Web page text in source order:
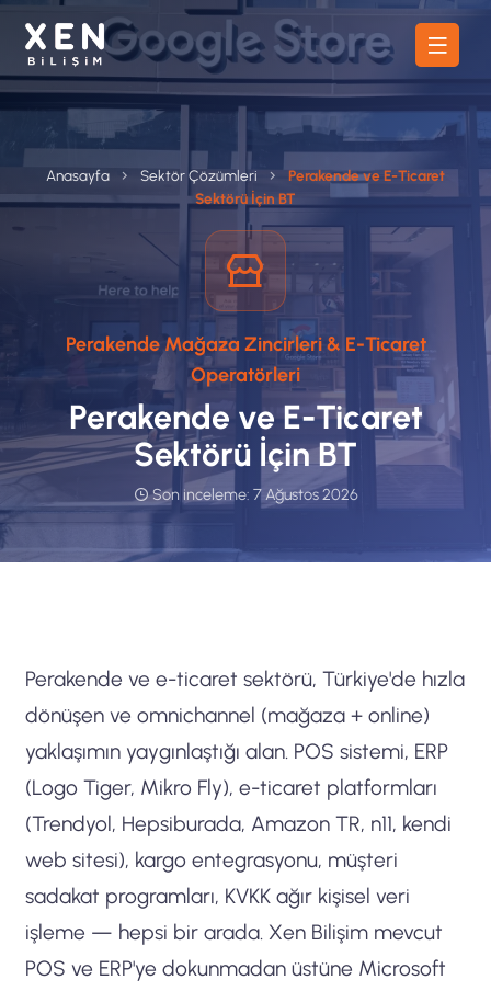
Anasayfa Sektör Çözümleri
Perakende ve E-Ticaret
Sektörü İçin BT
Perakende Mağaza Zincirleri & E-Ticaret
Operatörleri
Perakende ve E-Ticaret
Sektörü İçin BT
Son inceleme: 7 Ağustos 2026
Perakende ve e-ticaret sektörü, Türkiye'de hızla
dönüşen ve omnichannel (mağaza + online)
yaklaşımın yaygınlaştığı alan. POS sistemi, ERP
(Logo Tiger, Mikro Fly), e-ticaret platformları
(Trendyol, Hepsiburada, Amazon TR, n11, kendi
web sitesi), kargo entegrasyonu, müşteri
sadakat programları, KVKK ağır kişisel veri
işleme — hepsi bir arada. Xen Bilişim mevcut
POS ve ERP'ye dokunmadan üstüne Microsoft